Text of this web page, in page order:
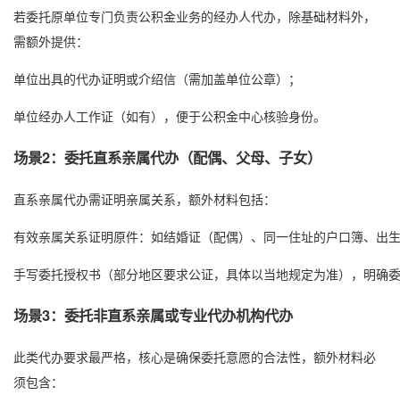
若委托原单位专门负责公积金业务的经办人代办，除基础材料外，
需额外提供：
单位出具的代办证明或介绍信（需加盖单位公章）；
单位经办人工作证（如有），便于公积金中心核验身份。
场景2：委托直系亲属代办（配偶、父母、子女）
直系亲属代办需证明亲属关系，额外材料包括：
有效亲属关系证明原件：如结婚证（配偶）、同一住址的户口簿、出
手写委托授权书（部分地区要求公证，具体以当地规定为准），明确
场景3：委托非直系亲属或专业代办机构代办
此类代办要求最严格，核心是确保委托意愿的合法性，额外材料必
须包含：